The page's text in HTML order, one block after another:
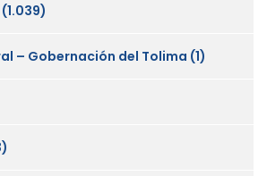
(1.039)
– Gobernación del Tolima (1)